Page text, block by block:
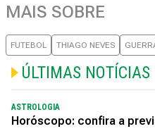
MAIS SOBRE
FUTEBOL THIAGO NEVES
ÚLTIMAS NOTÍCIAS
ASTROLOGIA
Horóscopo: confira a